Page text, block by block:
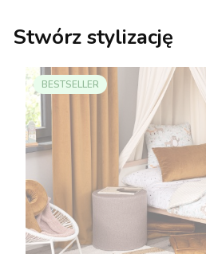
Stwórz stylizację
BESTSELLER